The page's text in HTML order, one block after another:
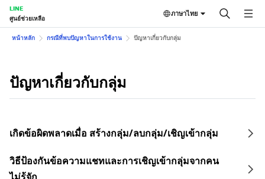
LINE
ศูนย์ช่วยเหลือ
ภาษาไทย
หน้าหลัก กรณีที่พบปัญหาในการใช้งาน ปัญหาเกี่ยวกับกลุ่ม
ปัญหาเกี่ยวกับกลุ่ม
เกิดข้อผิดพลาดเมื่อ สร้างกลุ่ม/ลบกลุ่ม/เชิญเข้ากลุ่ม
วิธีป้องกันข้อความแชทและการเชิญเข้ากลุ่มจากคน